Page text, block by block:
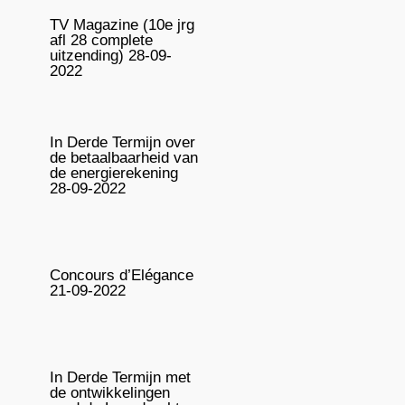
TV Magazine (10e jrg
afl 28 complete
uitzending) 28-09-
2022
In Derde Termijn over
de betaalbaarheid van
de energierekening
28-09-2022
Concours d’Elégance
21-09-2022
In Derde Termijn met
de ontwikkelingen